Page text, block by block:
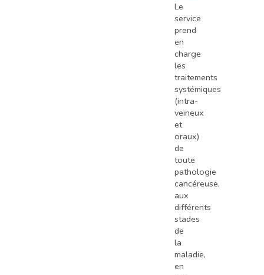
Le
service
prend
en
charge
les
traitements
systémiques
(intra-
veineux
et
oraux)
de
toute
pathologie
cancéreuse,
aux
différents
stades
de
la
maladie,
en